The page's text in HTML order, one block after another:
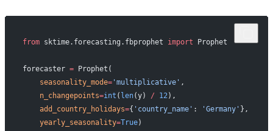
from sktime.forecasting.fbprophet import Prophet
forecaster = Prophet(
    seasonality_mode
='multiplicative' ,
    n_changepoints
=int ( len(y) / 12),
    add_country_holidays
={ 'country_name' : 'Germany' },
    yearly_seasonality
=True)